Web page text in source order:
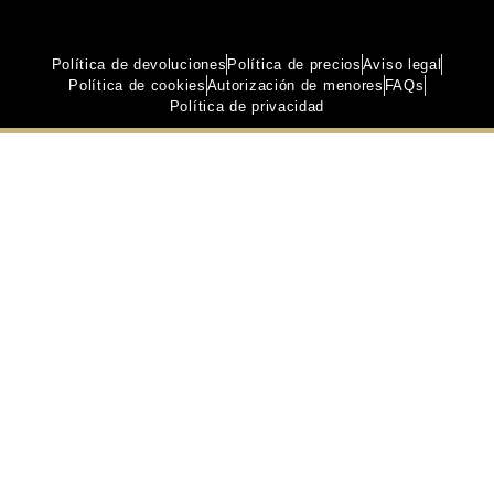
Política de devoluciones Política de precios Aviso legal
Política de cookies Autorización de menores FAQs
Política de privacidad